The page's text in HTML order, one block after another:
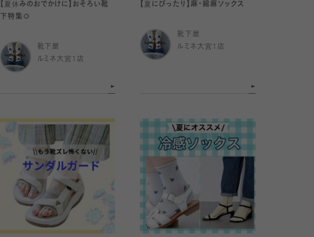
【夏休みのおでかけに】おそろい靴
下特集🌻
靴下屋
ルミネ大宮1店
【夏にぴったり】麻・綿麻ソックス
靴下屋
ルミネ大宮1店